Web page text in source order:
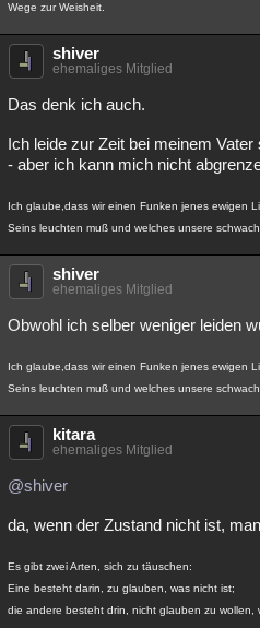
Wege zur Weisheit.
shiver
ehemaliges Mitglied
Das denk ich auch.
Ich leide zur Zeit bei meinem Vater
- aber ich kann mich nicht
Ich glaube,dass wir einen Funken jenes ewigen
Seins leuchten muß und welches unsere
shiver
ehemaliges Mitglied
Obwohl ich selber weniger leiden
Ich glaube,dass wir einen Funken jenes ewigen
Seins leuchten muß und welches unsere
kitara
ehemaliges Mitglied
@shiver
da, wenn der Zustand nicht ist,
Es gibt zwei Arten, sich zu täuschen:
Eine besteht darin, zu glauben, was nicht ist;
die andere besteht drin, nicht glauben zu wollen,